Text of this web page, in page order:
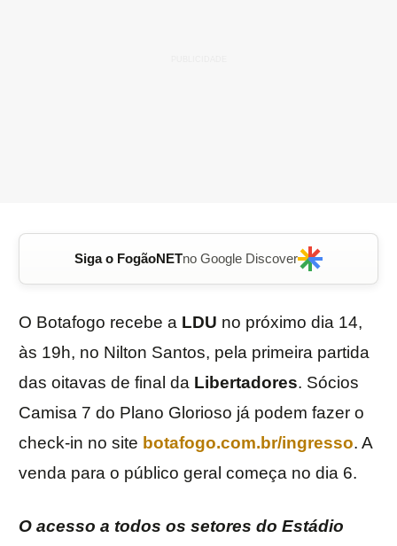
Siga o FogãoNETno Google Discover
O Botafogo recebe a LDU no próximo dia 14,
às 19h, no Nilton Santos, pela primeira partida
das oitavas de final da Libertadores. Sócios
Camisa 7 do Plano Glorioso já podem fazer o
check-in no site botafogo.com.br/ingresso. A
venda para o público geral começa no dia 6.
O acesso a todos os setores do Estádio